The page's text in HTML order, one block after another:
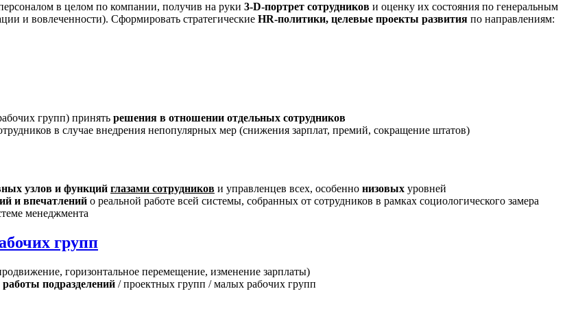
в целом по компании, получив на руки 3-D-портрет сотрудников и оценку их состояния по генеральным
и вовлеченности). Сформировать стратегические HR-политики, целевые проекты развития по направлениям:
групп) принять решения в отношении отдельных сотрудников
в случае внедрения непопулярных мер (снижения зарплат, премий, сокращение штатов)
узлов и функций глазами сотрудников и управленцев всех, особенно низовых уровней
и впечатлений о реальной работе всей системы, собранных от сотрудников в рамках социологического замера
менеджмента
групп
горизонтальное перемещение, изменение зарплаты)
подразделений / проектных групп / малых рабочих групп